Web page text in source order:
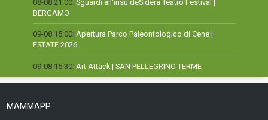
08-08 21:00: Sguardi all'insù deSidera Teatro Festival |
BERGAMO
09-08 15:00: Apertura Parco Paleontologico di Cene |
ESTATE 2026
09-08 15:30: Art Attack | SAN PELLEGRINO TERME
MAMMAPP